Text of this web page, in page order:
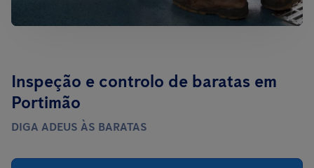
Inspeção e controlo de baratas em
Portimão
DIGA ADEUS ÀS BARATAS